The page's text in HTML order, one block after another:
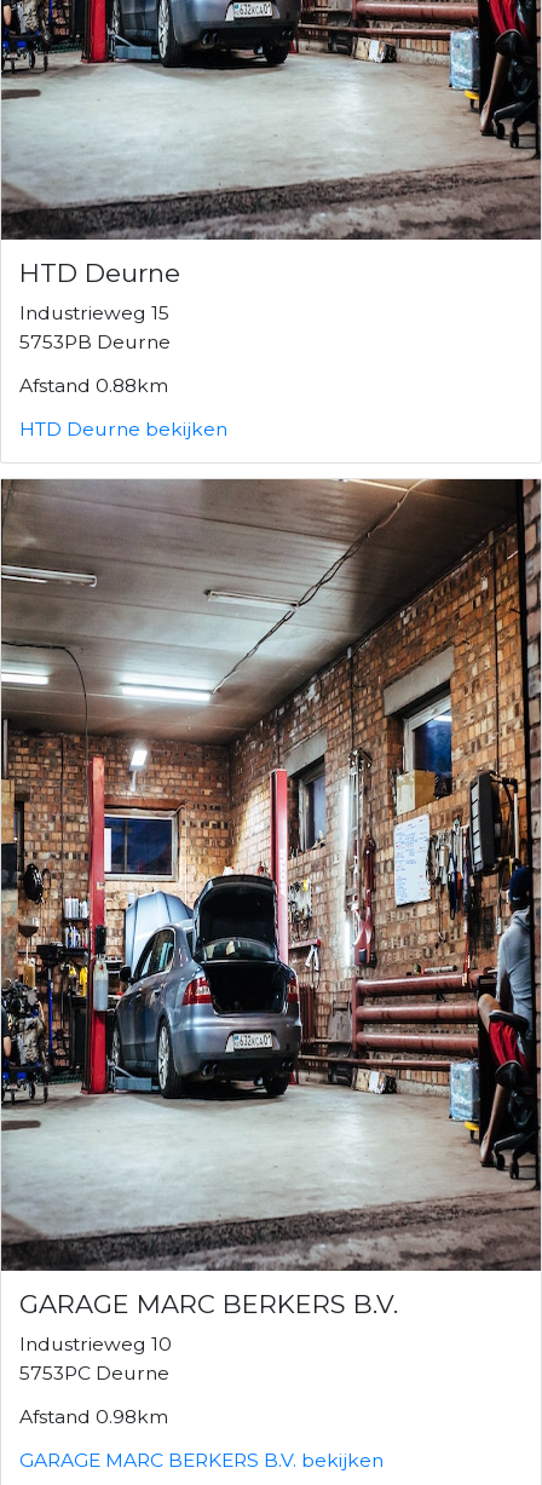
HTD Deurne
Industrieweg 15
5753PB Deurne
Afstand 0.88km
HTD Deurne bekijken
GARAGE MARC BERKERS B.V.
Industrieweg 10
5753PC Deurne
Afstand 0.98km
GARAGE MARC BERKERS B.V. bekijken